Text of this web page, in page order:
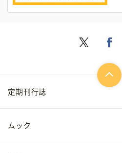
定期刊行誌
ムック